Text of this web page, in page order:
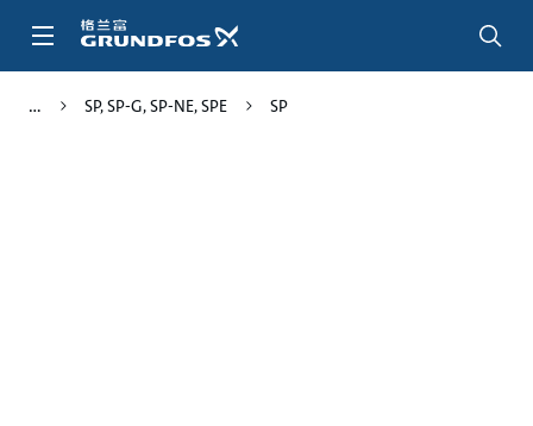
SP, SP-G, SP-NE, SPE SP